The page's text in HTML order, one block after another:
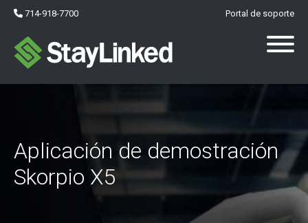
714-918-7700 Portal de soporte
Aplicación de demostración
Skorpio X5